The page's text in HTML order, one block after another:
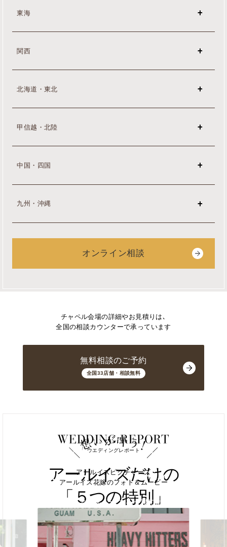
東海
関西
北海道・東北
甲信越・北陸
中国・四国
九州・沖縄
オンライン相談
チャペル会場の詳細やお見積りは､
全国の相談カウンターで承っています
無料相談のご予約
全国33店舗・相談無料
結婚式まで完璧ガイド
「６つのステップ」
結婚式までのダンドリを知る
リゾートウエディング
「４つの魅力」
リゾートウエディングの魅力とは
アールイズだけの
「５つの特別」
アールイズ・ウエディングとは
ハネムーンウエディング
海外挙式とハネムーンを一度に叶える
一生に一度の贅沢を
ハネムーンウエディングとは
WEDDING REPORT
ウエディングレポート
アールイズピクチャーズ
アールイズ花嫁のフォト＆ムービー